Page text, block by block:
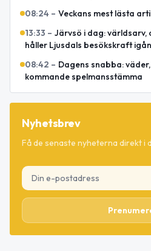
08:24 – Veckans mest lästa
13:33 – Järvsö i dag: världsarv,
håller Ljusdals besökskraft
08:42 – Dagens snabba:
kommande spelmansstämma
Nyhetsbrev
Få de senaste nyheterna direkt i